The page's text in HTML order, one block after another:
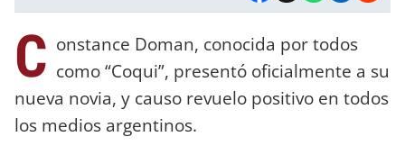
C onstance Doman, conocida por todos
como “Coqui”, presentó oficialmente a su
nueva novia, y causo revuelo positivo en todos
los medios argentinos.